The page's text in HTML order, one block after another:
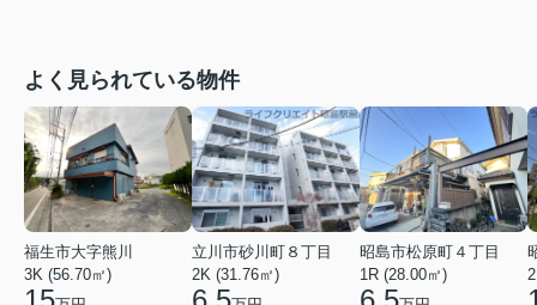
よく見られている物件
福生市大字熊川
3K (56.70㎡)
立川市砂川町８丁目
2K (31.76㎡)
昭島市松原町４丁目
1R (28.00㎡)